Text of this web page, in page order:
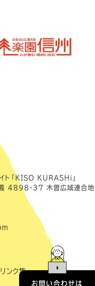
お問い合わせは
ト「KISO KURASHi」
義 4898-37 木曽広域連合地
リンク集